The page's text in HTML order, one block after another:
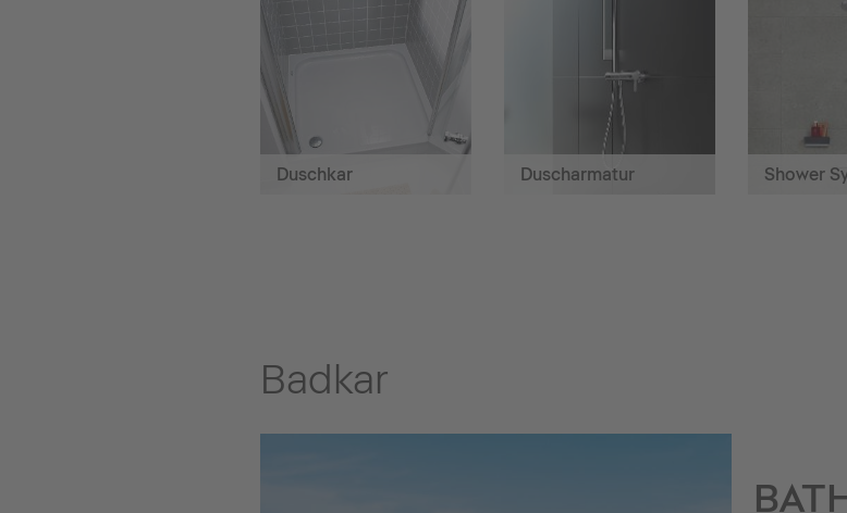
Duschkar Duscharmatur Shower
Badkar